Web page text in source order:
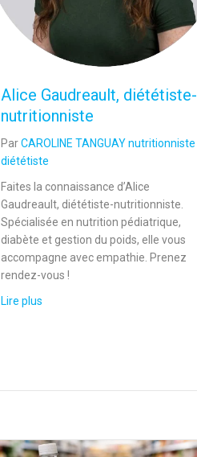
Alice Gaudreault, diététiste-
nutritionniste
ParCAROLINE TANGUAY nutritionniste
diététiste
Faites la connaissance d’Alice
Gaudreault, diététiste-nutritionniste.
Spécialisée en nutrition pédiatrique,
diabète et gestion du poids, elle vous
accompagne avec empathie. Prenez
rendez-vous !
Lire plus